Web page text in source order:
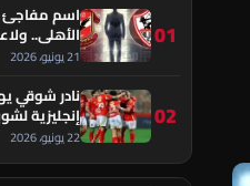
01
اسم مفاجئ
الأهلي..
قلب الحكاية!
21 يونيو، 2026
02
نادر شوقي
إنجليزية
22 يونيو، 2026